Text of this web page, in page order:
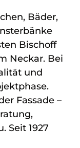
Bäder,
Bischoff
Neckar. Bei
und
Fassade –
Seit 1927